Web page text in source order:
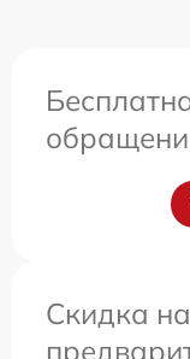
Скидка